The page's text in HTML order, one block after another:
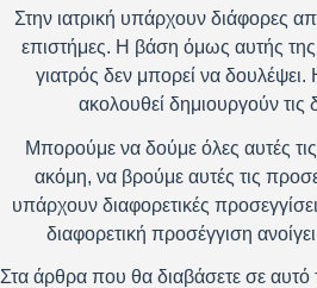
Στην ιατρική υπάρχουν διάφορες
επιστήμες. Η βάση όμως αυτής
γιατρός δεν μπορεί να
ακολουθεί δημιουργούν τις
Μπορούμε να δούμε όλες αυτές
ακόμη, να βρούμε αυτές τις
υπάρχουν διαφορετικές
διαφορετική προσέγγιση
Στα άρθρα που θα διαβάσετε σε